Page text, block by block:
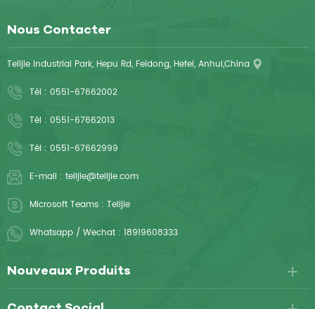
Nous Contacter
Telijie Industrial Park, Hepu Rd, Feidong, Hefei, Anhui,China
Tél : 0551-67662002
Tél : 0551-67662013
Tél : 0551-67662999
E-mail : telijie@telijie.com
Microsoft Teams : Telijie
Whatsapp / Wechat : 18919608333
Nouveaux Produits